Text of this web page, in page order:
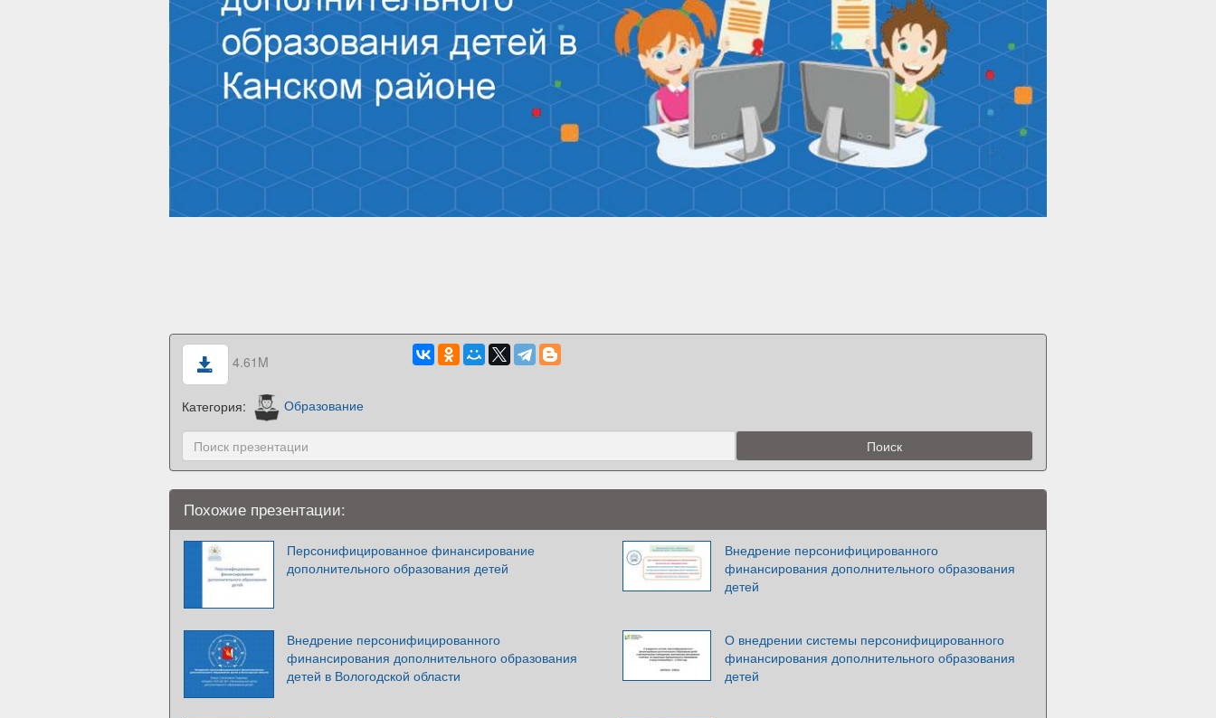
4.61M
Категория: Образование
Похожие презентации:
Персонифицированное финансирование
дополнительного образования детей
Внедрение персонифицированного
финансирования дополнительного образования
детей
Внедрение персонифицированного
финансирования дополнительного образования
детей в Вологодской области
О внедрении системы персонифицированного
финансирования дополнительного образования
детей